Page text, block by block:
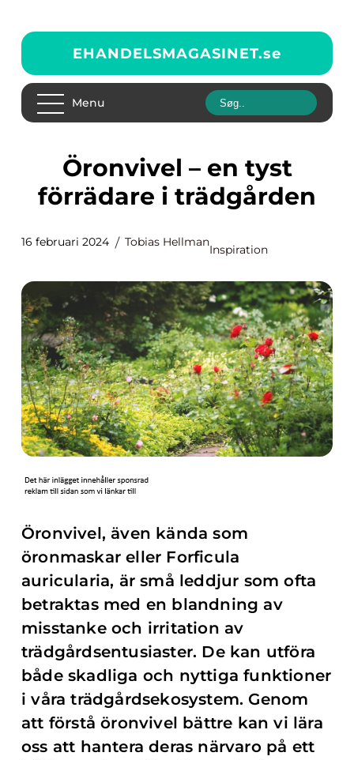
EHANDELSMAGASINET.se
Menu
Öronvivel – en tyst
förrädare i trädgården
16 februari 2024 Tobias Hellman
Inspiration
Öronvivel, även kända som
öronmaskar eller Forficula
auricularia, är små leddjur som ofta
betraktas med en blandning av
misstanke och irritation av
trädgårdsentusiaster. De kan utföra
både skadliga och nyttiga funktioner
i våra trädgårdsekosystem. Genom
att förstå öronvivel bättre kan vi lära
oss att hantera deras närvaro på ett